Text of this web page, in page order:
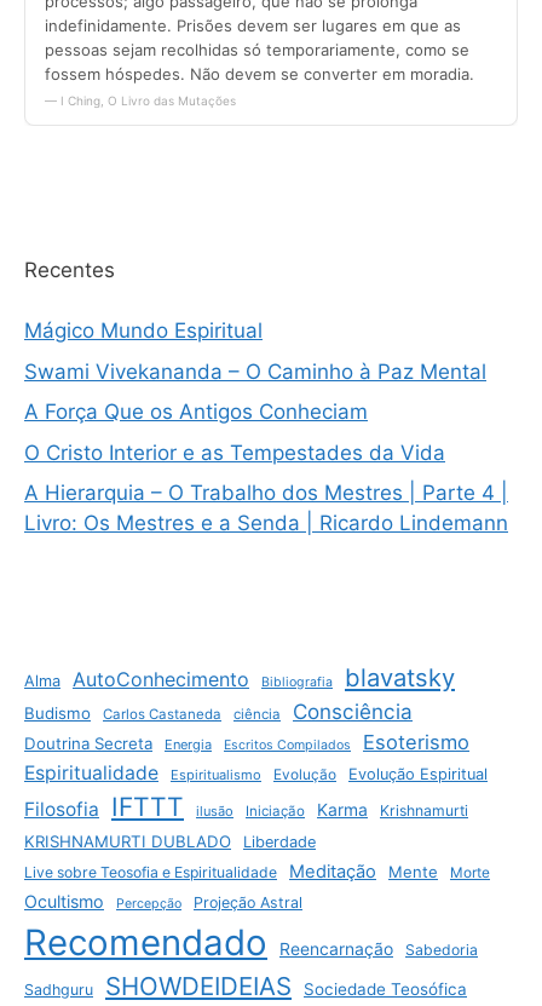
Recentes
Mágico Mundo Espiritual
Swami Vivekananda – O Caminho à Paz Mental
A Força Que os Antigos Conheciam
O Cristo Interior e as Tempestades da Vida
A Hierarquia – O Trabalho dos Mestres | Parte 4 |
Livro: Os Mestres e a Senda | Ricardo Lindemann
Alma AutoConhecimento Bibliografia blavatsky
Budismo Carlos Castaneda ciência Consciência
Doutrina Secreta Energia Escritos Compilados Esoterismo
Espiritualidade Espiritualismo Evolução Evolução Espiritual
Filosofia IFTTT ilusão Iniciação Karma Krishnamurti
KRISHNAMURTI DUBLADO
Liberdade
Live sobre Teosofia e Espiritualidade
Meditação Mente Morte
Ocultismo Percepção Projeção Astral
Recomendado Reencarnação Sabedoria
Sadhguru SHOWDEIDEIAS Sociedade Teosófica